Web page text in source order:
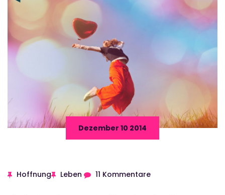
Dezember 10 2014
Hoffnung Leben 11 Kommentare